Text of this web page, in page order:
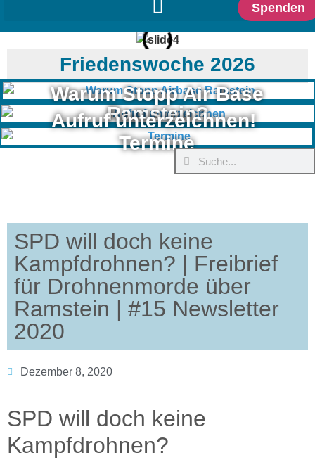
Spenden
Friedenswoche 2026
Warum Stopp Air Base
Ramstein?
Aufruf unterzeichnen!
Termine
SPD will doch keine
Kampfdrohnen? | Freibrief
für Drohnenmorde über
Ramstein | #15 Newsletter
2020
Dezember 8, 2020
SPD will doch keine
Kampfdrohnen?